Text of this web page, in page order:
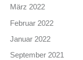
März 2022
Februar 2022
Januar 2022
September 2021